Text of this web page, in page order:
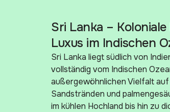
Sri Lanka –
Luxus im Indischen
Sri Lanka liegt südlich von
vollständig vom Indischen
außergewöhnlichen Vielfalt
Sandstränden und
im kühlen Hochland bis hin zu